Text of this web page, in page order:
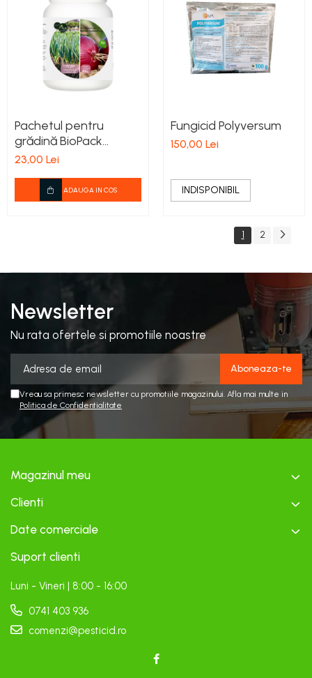
Pachetul pentru
grădină BioPack
EcoSemPlus-Ceapă
23,00 Lei
ADAUGA IN COS
Fungicid Polyversum
150,00 Lei
INDISPONIBIL
1 2
Newsletter
Nu rata ofertele si promotiile noastre
Vreau sa primesc newsletter cu promotiile magazinului. Afla mai multe in
Politica de Confidentialitate
Magazinul meu
Clienti
Date comerciale
Suport clienti
Luni - Vineri | 8:00 - 16:00
0741 403 936
comenzi@pesticid.ro